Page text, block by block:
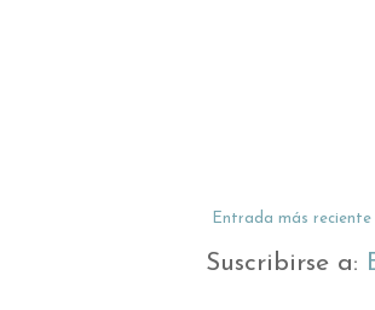
Entrada más reciente
Suscribirse a: